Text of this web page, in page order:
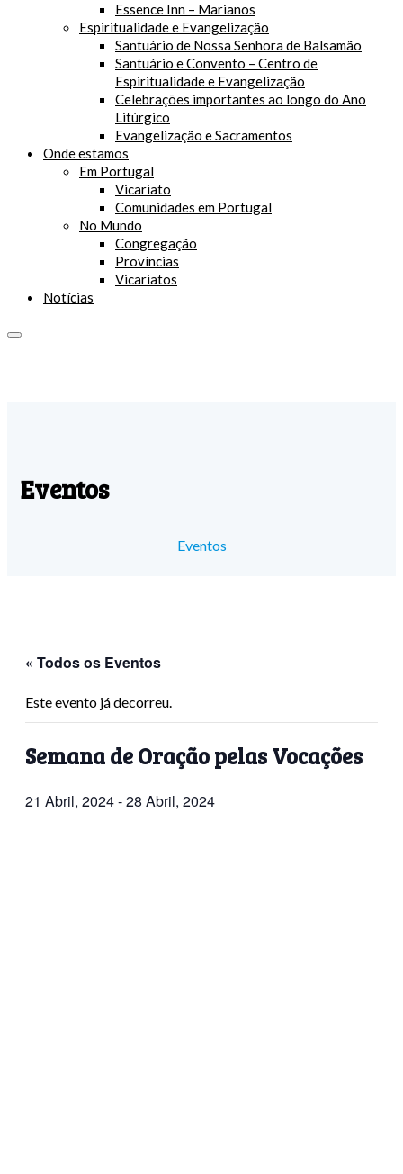
Essence Inn – Marianos
Espiritualidade e Evangelização
Santuário de Nossa Senhora de Balsamão
Santuário e Convento – Centro de
Espiritualidade e Evangelização
Celebrações importantes ao longo do Ano
Litúrgico
Evangelização e Sacramentos
Onde estamos
Em Portugal
Vicariato
Comunidades em Portugal
No Mundo
Congregação
Províncias
Vicariatos
Notícias
Eventos
Eventos
« Todos os Eventos
Este evento já decorreu.
Semana de Oração pelas Vocações
21 Abril, 2024-28 Abril, 2024